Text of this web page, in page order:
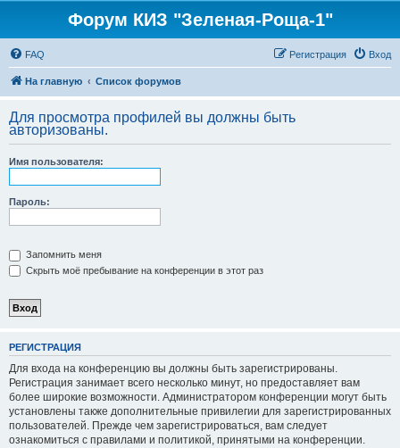
Форум КИЗ "Зеленая-Роща-1"
FAQ Вход
Регистрация
На главную Список форумов
Для просмотра профилей вы должны быть
авторизованы.
Имя пользователя:
Пароль:
Запомнить меня
Скрыть моё пребывание на конференции в этот раз
РЕГИСТРАЦИЯ
Для входа на конференцию вы должны быть зарегистрированы.
Регистрация занимает всего несколько минут, но предоставляет вам
более широкие возможности. Администратором конференции могут быть
установлены также дополнительные привилегии для зарегистрированных
пользователей. Прежде чем зарегистрироваться, вам следует
ознакомиться с правилами и политикой, принятыми на конференции.